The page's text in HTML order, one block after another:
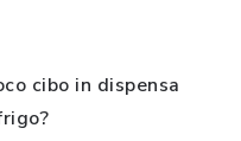
cibo in dispensa